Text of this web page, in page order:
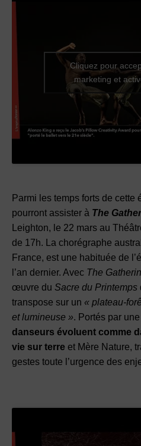
Cliquez pour
marketing et
Parmi les temps forts de cette
pourront assister à The
Leighton, le 22 mars au
de 17h. La chorégraphe
France, est une habituée de
l’an dernier. Avec The
œuvre du Sacre du Printemps
transpose sur un « plateau-
et lumineuse ». Portés par
danseurs évoluent comme
vie sur terre et Mère Nature,
gestes toute l’urgence des